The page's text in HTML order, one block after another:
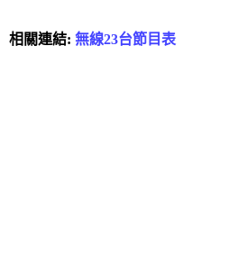
相關連結: 無線23台節目表